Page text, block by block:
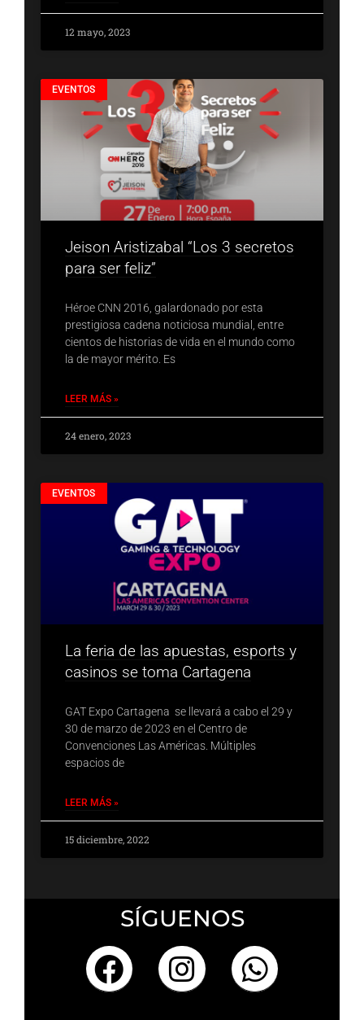
12 mayo, 2023
EVENTOS
Jeison Aristizabal “Los 3 secretos
para ser feliz”
Héroe CNN 2016, galardonado por esta
prestigiosa cadena noticiosa mundial, entre
cientos de historias de vida en el mundo como
la de mayor mérito. Es
LEER MÁS »
24 enero, 2023
EVENTOS
La feria de las apuestas, esports y
casinos se toma Cartagena
GAT Expo Cartagena se llevará a cabo el 29 y
30 de marzo de 2023 en el Centro de
Convenciones Las Américas. Múltiples
espacios de
LEER MÁS »
15 diciembre, 2022
SÍGUENOS